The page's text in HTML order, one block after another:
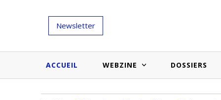
Newsletter
ACCUEIL WEBZINE
Salons et évènementiels
DOSSIERS
Annuaire